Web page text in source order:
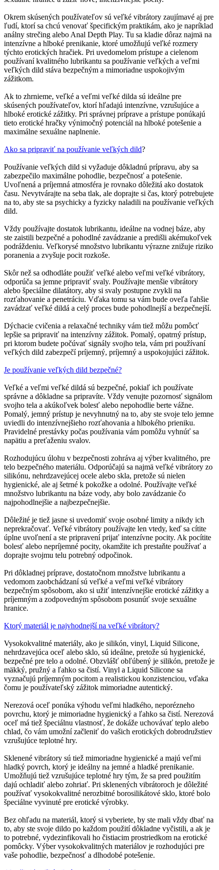
Okrem skúsených používateľov sú veľké vibrátory zaujímavé aj pre
ľudí, ktorí sa chcú venovať špecifickým praktikám, ako je napríklad
análny strečing alebo Anal Depth Play. Tu sa kladie dôraz najmä na
intenzívne a hlboké prenikanie, ktoré umožňujú veľké rozmery
týchto erotických hračiek. Pri uvedomelom prístupe a cielenom
používaní kvalitného lubrikantu sa používanie veľkých a veľmi
veľkých dild stáva bezpečným a mimoriadne uspokojivým
zážitkom.
Ak to zhrnieme, veľké a veľmi veľké dilda sú ideálne pre
skúsených používateľov, ktorí hľadajú intenzívne, vzrušujúce a
hlboké erotické zážitky. Pri správnej príprave a prístupe ponúkajú
tieto erotické hračky výnimočný potenciál na hlboké potešenie a
maximálne sexuálne naplnenie.
Ako sa pripraviť na používanie veľkých dild?
Používanie veľkých dild si vyžaduje dôkladnú prípravu, aby sa
zabezpečilo maximálne pohodlie, bezpečnosť a potešenie.
Uvoľnená a príjemná atmosféra je rovnako dôležitá ako dostatok
času. Nevytvárajte na seba tlak, ale doprajte si čas, ktorý potrebujete
na to, aby ste sa psychicky a fyzicky naladili na používanie veľkých
dild.
Vždy používajte dostatok lubrikantu, ideálne na vodnej báze, aby
ste zaistili bezpečné a pohodlné zavádzanie a predišli akémukoľvek
podráždeniu. Veľkorysé množstvo lubrikantu výrazne znižuje riziko
poranenia a zvyšuje pocit rozkoše.
Skôr než sa odhodláte použiť veľké alebo veľmi veľké vibrátory,
odporúča sa jemne pripraviť svaly. Používajte menšie vibrátory
alebo špeciálne dilatátory, aby si svaly postupne zvykli na
rozťahovanie a penetráciu. Vďaka tomu sa vám bude oveľa ľahšie
zavádzať veľké dildá a celý proces bude pohodlnejší a bezpečnejší.
Dýchacie cvičenia a relaxačné techniky vám tiež môžu pomôcť
lepšie sa pripraviť na intenzívny zážitok. Pomalý, opatrný prístup,
pri ktorom budete počúvať signály svojho tela, vám pri používaní
veľkých dild zabezpečí príjemný, príjemný a uspokojujúci zážitok.
Je používanie veľkých dild bezpečné?
Veľké a veľmi veľké dildá sú bezpečné, pokiaľ ich používate
správne a dôkladne sa pripravíte. Vždy venujte pozornosť signálom
svojho tela a akúkoľvek bolesť alebo nepohodlie berte vážne.
Pomalý, jemný prístup je nevyhnutný na to, aby ste svoje telo jemne
uviedli do intenzívnejšieho rozťahovania a hlbokého prieniku.
Pravidelné prestávky počas používania vám pomôžu vyhnúť sa
napätiu a preťaženiu svalov.
Rozhodujúcu úlohu v bezpečnosti zohráva aj výber kvalitného, pre
telo bezpečného materiálu. Odporúčajú sa najmä veľké vibrátory zo
silikónu, nehrdzavejúcej ocele alebo skla, pretože sú nielen
hygienické, ale aj šetrné k pokožke a odolné. Používajte veľké
množstvo lubrikantu na báze vody, aby bolo zavádzanie čo
najpohodlnejšie a najbezpečnejšie.
Dôležité je tiež jasne si uvedomiť svoje osobné limity a nikdy ich
neprekračovať. Veľké vibrátory používajte len vtedy, keď sa cítite
úplne uvoľnení a ste pripravení prijať intenzívne pocity. Ak pocítite
bolesť alebo nepríjemné pocity, okamžite ich prestaňte používať a
doprajte svojmu telu potrebný odpočinok.
Pri dôkladnej príprave, dostatočnom množstve lubrikantu a
vedomom zaobchádzaní sú veľké a veľmi veľké vibrátory
bezpečným spôsobom, ako si užiť intenzívnejšie erotické zážitky a
príjemným a zodpovedným spôsobom posunúť svoje sexuálne
hranice.
Ktorý materiál je najvhodnejší na veľké vibrátory?
Vysokokvalitné materiály, ako je silikón, vinyl, Liquid Silicone,
nehrdzavejúca oceľ alebo sklo, sú ideálne, pretože sú hygienické,
bezpečné pre telo a odolné. Obzvlášť obľúbený je silikón, pretože je
mäkký, pružný a ľahko sa čistí. Vinyl a Liquid Silicone sa
vyznačujú príjemným pocitom a realistickou konzistenciou, vďaka
čomu je používateľský zážitok mimoriadne autentický.
Nerezová oceľ ponúka výhodu veľmi hladkého, neporézneho
povrchu, ktorý je mimoriadne hygienický a ľahko sa čistí. Nerezová
oceľ má tiež špeciálnu vlastnosť, že dokáže uchovávať teplo alebo
chlad, čo vám umožní začleniť do vašich erotických dobrodružstiev
vzrušujúce teplotné hry.
Sklenené vibrátory sú tiež mimoriadne hygienické a majú veľmi
hladký povrch, ktorý je ideálny na jemné a hladké prenikanie.
Umožňujú tiež vzrušujúce teplotné hry tým, že sa pred použitím
dajú ochladiť alebo zohriať. Pri sklenených vibrátoroch je dôležité
používať vysokokvalitné nerozbitné borosilikátové sklo, ktoré bolo
špeciálne vyvinuté pre erotické výrobky.
Bez ohľadu na materiál, ktorý si vyberiete, by ste mali vždy dbať na
to, aby ste svoje dildo po každom použití dôkladne vyčistili, a ak je
to potrebné, vydezinfikovali ho čistiacim prostriedkom na erotické
pomôcky. Výber vysokokvalitných materiálov je rozhodujúci pre
vaše pohodlie, bezpečnosť a dlhodobé potešenie.